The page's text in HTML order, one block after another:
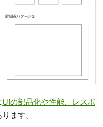
UIの部品化や性能、レスポ
ます。